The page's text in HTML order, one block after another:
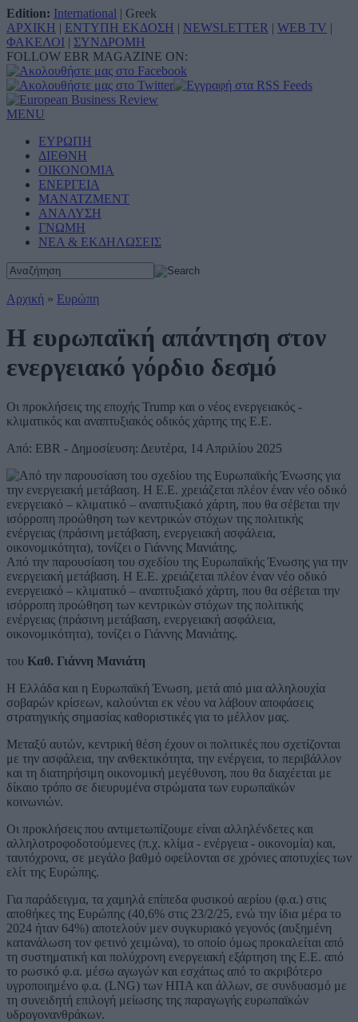
Edition: International | Greek
ΑΡΧΙΚΗ | ΕΝΤΥΠΗ ΕΚΔΟΣΗ | NEWSLETTER | WEB TV |
ΦΑΚΕΛΟΙ | ΣΥΝΔΡΟΜΗ
FOLLOW EBR MAGAZINE ON:
MENU
ΕΥΡΩΠΗ
ΔΙΕΘΝΗ
ΟΙΚΟΝΟΜΙΑ
ΕΝΕΡΓΕΙΑ
ΜΑΝΑΤΖΜΕΝΤ
ΑΝΑΛΥΣΗ
ΓΝΩΜΗ
ΝΕΑ & ΕΚΔΗΛΩΣΕΙΣ
Αρχική » Ευρώπη
Η ευρωπαϊκή απάντηση στον
ενεργειακό γόρδιο δεσμό
Οι προκλήσεις της εποχής Trump και ο νέος ενεργειακός -
κλιματικός και αναπτυξιακός οδικός χάρτης της Ε.Ε.
Από: EBR - Δημοσίευση: Δευτέρα, 14 Απριλίου 2025
Από την παρουσίαση του σχεδίου της Ευρωπαϊκής Ένωσης για την
ενεργειακή μετάβαση. Η Ε.Ε. χρειάζεται πλέον έναν νέο οδικό
ενεργειακό – κλιματικό – αναπτυξιακό χάρτη, που θα σέβεται την
ισόρροπη προώθηση των κεντρικών στόχων της πολιτικής
ενέργειας (πράσινη μετάβαση, ενεργειακή ασφάλεια,
οικονομικότητα), τονίζει ο Γιάννης Μανιάτης.
του Καθ. Γιάννη Μανιάτη
Η Ελλάδα και η Ευρωπαϊκή Ένωση, μετά από μια αλληλουχία
σοβαρών κρίσεων, καλούνται εκ νέου να λάβουν αποφάσεις
στρατηγικής σημασίας καθοριστικές για το μέλλον μας.
Μεταξύ αυτών, κεντρική θέση έχουν οι πολιτικές που σχετίζονται
με την ασφάλεια, την ανθεκτικότητα, την ενέργεια, το περιβάλλον
και τη διατηρήσιμη οικονομική μεγέθυνση, που θα διαχέεται με
δίκαιο τρόπο σε διευρυμένα στρώματα των ευρωπαϊκών
κοινωνιών.
Οι προκλήσεις που αντιμετωπίζουμε είναι αλληλένδετες και
αλληλοτροφοδοτούμενες (π.χ. κλίμα - ενέργεια - οικονομία) και,
ταυτόχρονα, σε μεγάλο βαθμό οφείλονται σε χρόνιες αποτυχίες των
ελίτ της Ευρώπης.
Για παράδειγμα, τα χαμηλά επίπεδα φυσικού αερίου (φ.α.) στις
αποθήκες της Ευρώπης (40,6% στις 23/2/25, ενώ την ίδια μέρα το
2024 ήταν 64%) αποτελούν μεν συγκυριακό γεγονός (αυξημένη
κατανάλωση τον φετινό χειμώνα), το οποίο όμως προκαλείται από
τη συστηματική και πολύχρονη ενεργειακή εξάρτηση της Ε.Ε. από
το ρωσικό φ.α. μέσω αγωγών και εσχάτως από το ακριβότερο
υγροποιημένο φ.α. (LNG) των ΗΠΑ και άλλων, σε συνδυασμό με
τη συνειδητή επιλογή μείωσης της παραγωγής ευρωπαϊκών
υδρογονανθράκων.